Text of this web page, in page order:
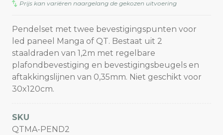
Prijs kan variëren naargelang de gekozen uitvoering
Pendelset met twee bevestigingspunten voor
led paneel Manga of QT. Bestaat uit 2
staaldraden van 1,2m met regelbare
plafondbevestiging en bevestigingsbeugels en
aftakkingslijnen van 0,35mm. Niet geschikt voor
30x120cm.
SKU
QTMA-PEND2